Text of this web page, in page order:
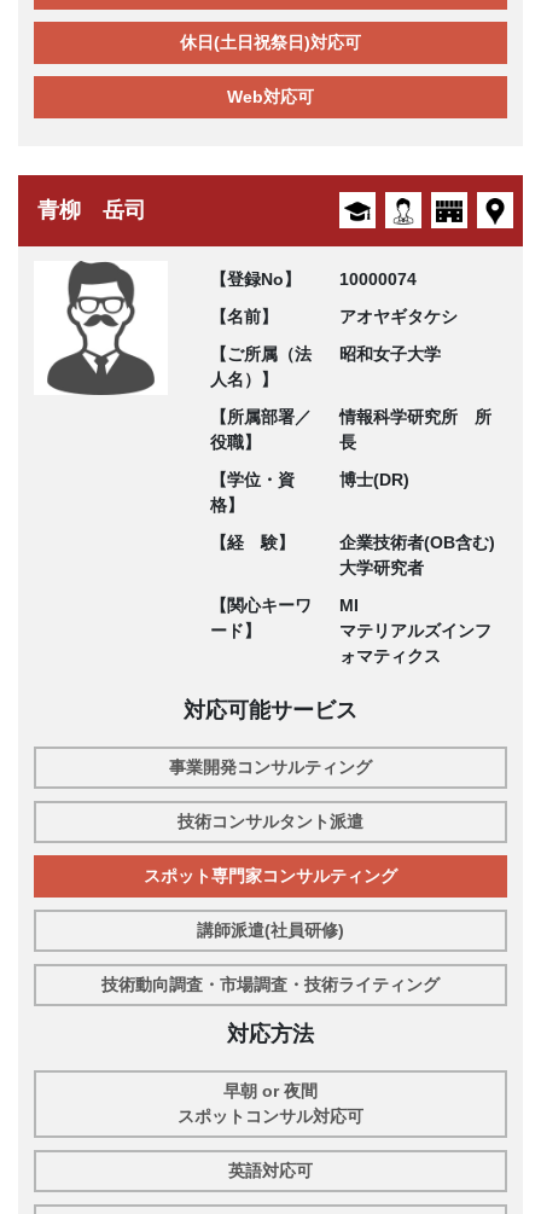
休日(土日祝祭日)対応可
Web対応可
青柳 岳司
【登録No】
10000074
【名前】
アオヤギタケシ
【ご所属（法
人名）】
昭和女子大学
【所属部署／
役職】
情報科学研究所 所
長
【学位・資
格】
博士(DR)
【経 験】
企業技術者(OB含む)
大学研究者
【関心キーワ
ード】
MI
マテリアルズインフ
ォマティクス
対応可能サービス
事業開発コンサルティング
技術コンサルタント派遣
スポット専門家コンサルティング
講師派遣(社員研修)
技術動向調査・市場調査・技術ライティング
対応方法
早朝 or 夜間
スポットコンサル対応可
英語対応可